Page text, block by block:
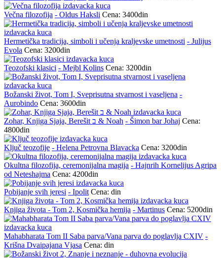
Večna filozofija - Oldus Haksli Cena: 3400din
Hermetička tradicija, simboli i učenja kraljevske umetnosti - Julijus
Evola Cena: 3200din
Teozofski klasici - Mejbl Kolins Cena: 3200din
Božanski život, Tom I, Sveprisutna stvarnost i vaseljena -
Aurobindo Cena: 3600din
Zohar, Knjiga Sjaja, Berešit ב & Noah - Šimon bar Johaj Cena:
4800din
Ključ teozofije - Helena Petrovna Blavacka Cena: 3200din
Okultna filozofija, ceremonijalna magija - Hajnrih Kornelijus Agripa
od Neteshajma Cena: 4200din
Pobijanje svih jeresi - Ipolit Cena: din
Knjiga života - Tom 2, Kosmička hemija - Martinus Cena: 5200din
Mahabharata Tom II Saba parva/Vana parva do poglavlja CXIV -
Krišna Dvaipajana Vjasa Cena: din